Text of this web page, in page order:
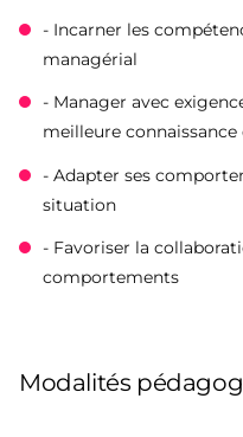
- Incarner les
managérial
- Manager avec
meilleure connaissance
- Adapter ses
situation
- Favoriser la
comportements
Modalités